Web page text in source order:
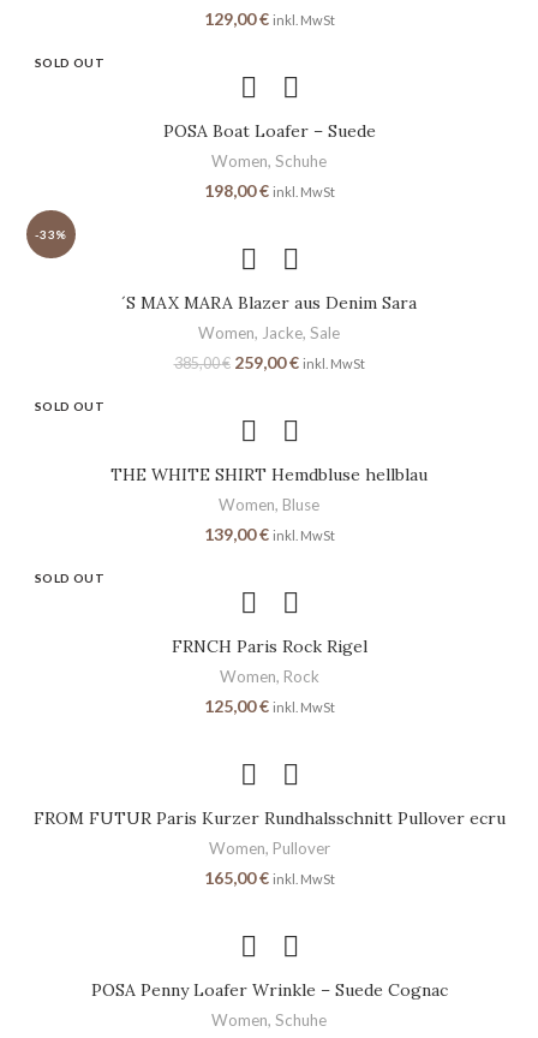
129,00€ inkl. MwSt
SOLD OUT
POSA Boat Loafer – Suede
Women, Schuhe
198,00€ inkl. MwSt
-33%
´S MAX MARA Blazer aus Denim Sara
Women, Jacke, Sale
385,00€ 259,00€ inkl. MwSt
SOLD OUT
THE WHITE SHIRT Hemdbluse hellblau
Women, Bluse
139,00€ inkl. MwSt
SOLD OUT
FRNCH Paris Rock Rigel
Women, Rock
125,00€ inkl. MwSt
FROM FUTUR Paris Kurzer Rundhalsschnitt Pullover ecru
Women, Pullover
165,00€ inkl. MwSt
POSA Penny Loafer Wrinkle – Suede Cognac
Women, Schuhe